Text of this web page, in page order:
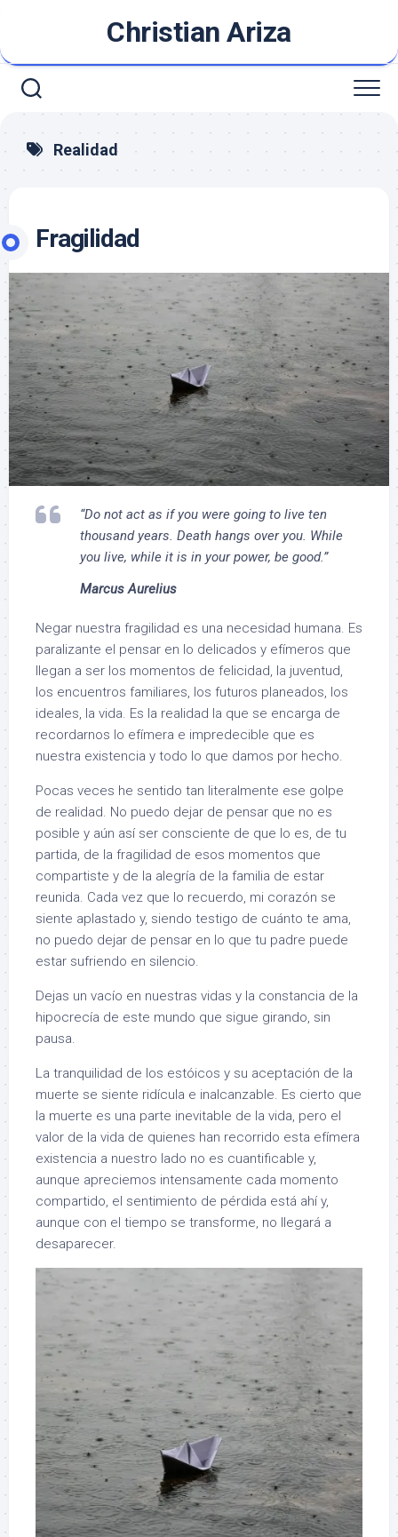
contenido
Christian Ariza
Realidad
Fragilidad
“Do not act as if you were going to live ten
thousand years. Death hangs over you. While
you live, while it is in your power, be good.”
Marcus Aurelius
Negar nuestra fragilidad es una necesidad humana. Es
paralizante el pensar en lo delicados y efímeros que
llegan a ser los momentos de felicidad, la juventud,
los encuentros familiares, los futuros planeados, los
ideales, la vida. Es la realidad la que se encarga de
recordarnos lo efímera e impredecible que es
nuestra existencia y todo lo que damos por hecho.
Pocas veces he sentido tan literalmente ese golpe
de realidad. No puedo dejar de pensar que no es
posible y aún así ser consciente de que lo es, de tu
partida, de la fragilidad de esos momentos que
compartiste y de la alegría de la familia de estar
reunida. Cada vez que lo recuerdo, mi corazón se
siente aplastado y, siendo testigo de cuánto te ama,
no puedo dejar de pensar en lo que tu padre puede
estar sufriendo en silencio.
Dejas un vacío en nuestras vidas y la constancia de la
hipocrecía de este mundo que sigue girando, sin
pausa.
La tranquilidad de los estóicos y su aceptación de la
muerte se siente ridícula e inalcanzable. Es cierto que
la muerte es una parte inevitable de la vida, pero el
valor de la vida de quienes han recorrido esta efímera
existencia a nuestro lado no es cuantificable y,
aunque apreciemos intensamente cada momento
compartido, el sentimiento de pérdida está ahí y,
aunque con el tiempo se transforme, no llegará a
desaparecer.